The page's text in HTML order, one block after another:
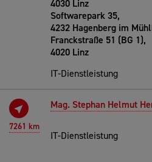
4030 Linz
Softwarepark 35,
4232 Hagenberg im
Franckstraße 51 (BG 1),
4020 Linz
IT-Dienstleistung
7261 km
Mag. Stephan Helmut
IT-Dienstleistung